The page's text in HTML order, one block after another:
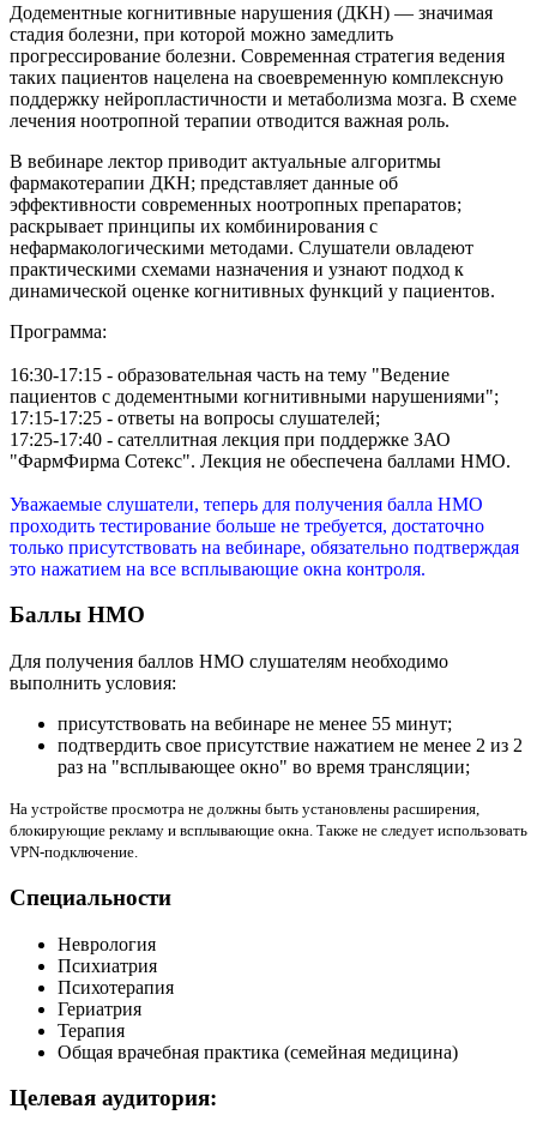
Додементные когнитивные нарушения (ДКН) — значимая
стадия болезни, при которой можно замедлить
прогрессирование болезни. Современная стратегия ведения
таких пациентов нацелена на своевременную комплексную
поддержку нейропластичности и метаболизма мозга. В схеме
лечения ноотропной терапии отводится важная роль.
В вебинаре лектор приводит актуальные алгоритмы
фармакотерапии ДКН; представляет данные об
эффективности современных ноотропных препаратов;
раскрывает принципы их комбинирования с
нефармакологическими методами. Слушатели овладеют
практическими схемами назначения и узнают подход к
динамической оценке когнитивных функций у пациентов.
Программа:
16:30-17:15 - образовательная часть на тему "Ведение
пациентов с додементными когнитивными нарушениями";
17:15-17:25 - ответы на вопросы слушателей;
17:25-17:40 - сателлитная лекция при поддержке ЗАО
"ФармФирма Сотекс". Лекция не обеспечена баллами НМО.
Уважаемые слушатели, теперь для получения балла НМО
проходить тестирование больше не требуется, достаточно
только присутствовать на вебинаре, обязательно подтверждая
это нажатием на все всплывающие окна контроля.
Баллы НМО
Для получения баллов НМО слушателям необходимо
выполнить условия:
присутствовать на вебинаре не менее 55 минут;
подтвердить свое присутствие нажатием не менее 2 из 2
раз на "всплывающее окно" во время трансляции;
На устройстве просмотра не должны быть установлены расширения,
блокирующие рекламу и всплывающие окна. Также не следует использовать
VPN-подключение.
Специальности
Неврология
Психиатрия
Психотерапия
Гериатрия
Терапия
Общая врачебная практика (семейная медицина)
Целевая аудитория: